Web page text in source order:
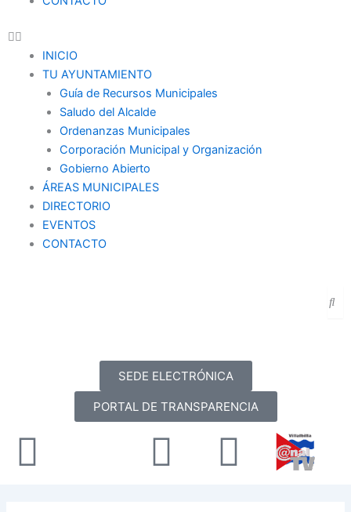
INICIO
TU AYUNTAMIENTO
Guía de Recursos Municipales
Saludo del Alcalde
Ordenanzas Municipales
Corporación Municipal y Organización
Gobierno Abierto
ÁREAS MUNICIPALES
DIRECTORIO
EVENTOS
CONTACTO
SEDE ELECTRÓNICA
PORTAL DE TRANSPARENCIA
FacebookYoutube